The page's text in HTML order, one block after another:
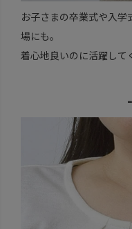
お子さまの卒業式や入
場にも。
着心地良いのに活躍して